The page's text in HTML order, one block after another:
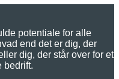
potentiale for alle
end det er dig, der
dig, der står over for et
bedrift.